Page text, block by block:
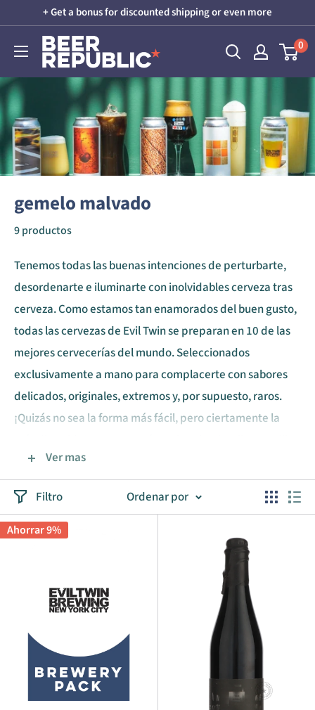
directamente
contenido
+ Get a bonus for discounted shipping or even more
Beer
Republic
0
gemelo malvado
9 productos
Tenemos todas las buenas intenciones de perturbarte,
desordenarte e iluminarte con inolvidables cerveza tras
cerveza. Como estamos tan enamorados del buen gusto,
todas las cervezas de Evil Twin se preparan en 10 de las
mejores cervecerías del mundo. Seleccionados
exclusivamente a mano para complacerte con sabores
delicados, originales, extremos y, por supuesto, raros.
¡Quizás no sea la forma más fácil, pero ciertamente la
una vez: "Sigue sediento... sigue siendo tonto". Esa suena
como nuestra visión, solo que con un poco menos de
actitud.
Ver mas
Filtro Ordenar por
Ahorrar 9%